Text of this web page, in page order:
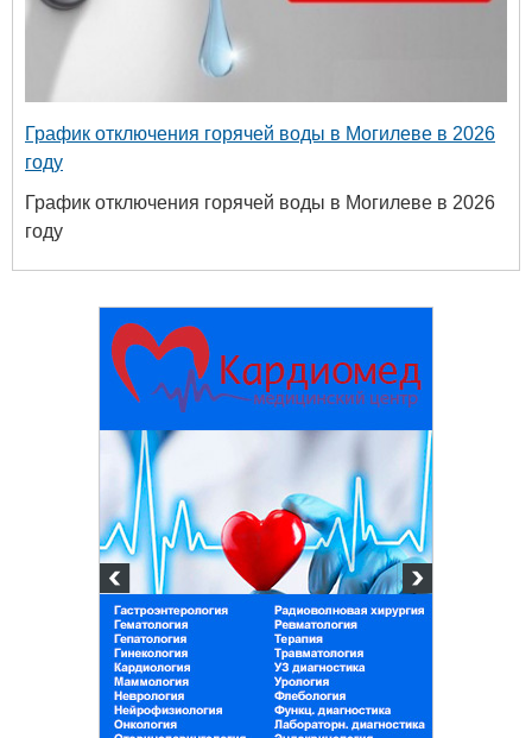
График отключения горячей воды в Могилеве в 2026
году
График отключения горячей воды в Могилеве в 2026
году
Белорусский государственный
университет пищевых и
химических технологий
+375 222 63-92-70, +375 222 63-18-45
Подготовка, переподготовка и